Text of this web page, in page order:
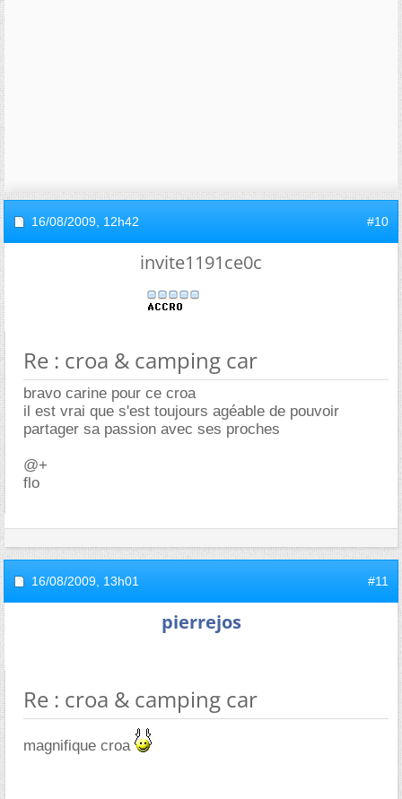
16/08/2009, 12h42 #10
invite1191ce0c
Re : croa & camping car
bravo carine pour ce croa
il est vrai que s'est toujours agéable de pouvoir
partager sa passion avec ses proches
@+
flo
16/08/2009, 13h01 #11
pierrejos
Re : croa & camping car
magnifique croa